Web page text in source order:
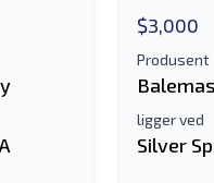
$3,000
Produsent
ligger ved
Silver